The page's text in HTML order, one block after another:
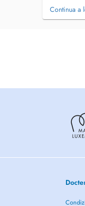
Continua a